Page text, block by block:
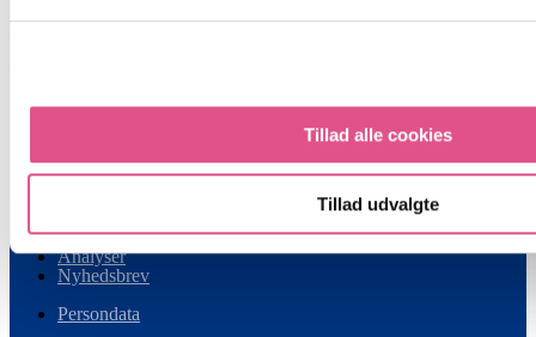
Tillad alle cookies
Tillad udvalgte
Retail Institute Scandinavia A/S
Om os
Partnerskab
Analyser
Nyhedsbrev
Persondata